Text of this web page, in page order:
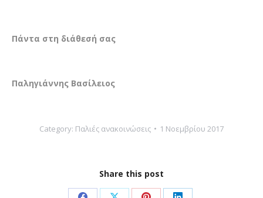
Πάντα στη διάθεσή σας
Παληγιάννης Βασίλειος
Category: Παλιές ανακοινώσεις 1 Νοεμβρίου 2017
Share this post